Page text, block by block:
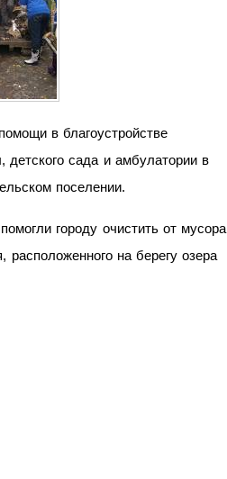
в благоустройстве
детского сада и амбулатории в
поселении.
городу очистить от мусора
на берегу озера